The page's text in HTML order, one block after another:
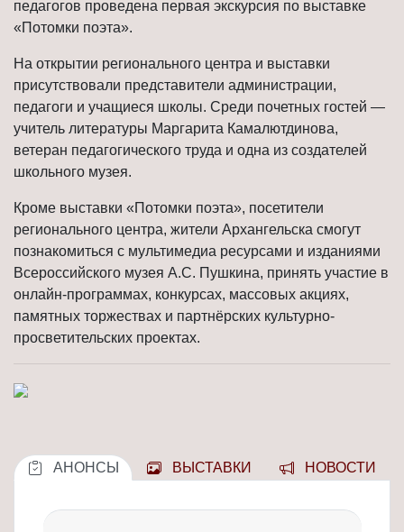
педагогов проведена первая экскурсия по выставке
«Потомки поэта».
На открытии регионального центра и выставки
присутствовали представители администрации,
педагоги и учащиеся школы. Среди почетных гостей —
учитель литературы Маргарита Камалютдинова,
ветеран педагогического труда и одна из создателей
школьного музея.
Кроме выставки «Потомки поэта», посетители
регионального центра, жители Архангельска смогут
познакомиться с мультимедиа ресурсами и изданиями
Всероссийского музея А.С. Пушкина, принять участие в
онлайн-программах, конкурсах, массовых акциях,
памятных торжествах и партнёрских культурно-
просветительских проектах.
АНОНСЫ ВЫСТАВКИ НОВОСТИ